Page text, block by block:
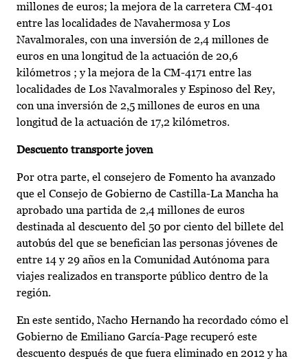
millones de euros; la mejora de la carretera CM-401
entre las localidades de Navahermosa y Los
Navalmorales, con una inversión de 2,4 millones de
euros en una longitud de la actuación de 20,6
kilómetros ; y la mejora de la CM-4171 entre las
localidades de Los Navalmorales y Espinoso del Rey,
con una inversión de 2,5 millones de euros en una
longitud de la actuación de 17,2 kilómetros.
Descuento transporte joven
Por otra parte, el consejero de Fomento ha avanzado
que el Consejo de Gobierno de Castilla-La Mancha ha
aprobado una partida de 2,4 millones de euros
destinada al descuento del 50 por ciento del billete del
autobús del que se benefician las personas jóvenes de
entre 14 y 29 años en la Comunidad Autónoma para
viajes realizados en transporte público dentro de la
región.
En este sentido, Nacho Hernando ha recordado cómo el
Gobierno de Emiliano García-Page recuperó este
descuento después de que fuera eliminado en 2012 y ha